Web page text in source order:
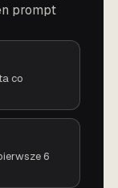
prompt
co
6